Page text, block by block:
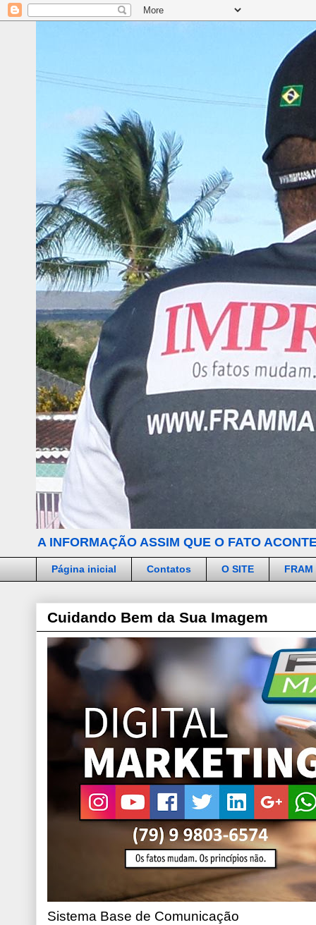
A INFORMAÇÃO ASSIM QUE O FATO
Página inicial Contatos O SITE FRAM
Cuidando Bem da Sua Imagem
Sistema Base de Comunicação